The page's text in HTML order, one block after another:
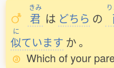
きみ
君 は どちら の
に
似ています か。
Which of your